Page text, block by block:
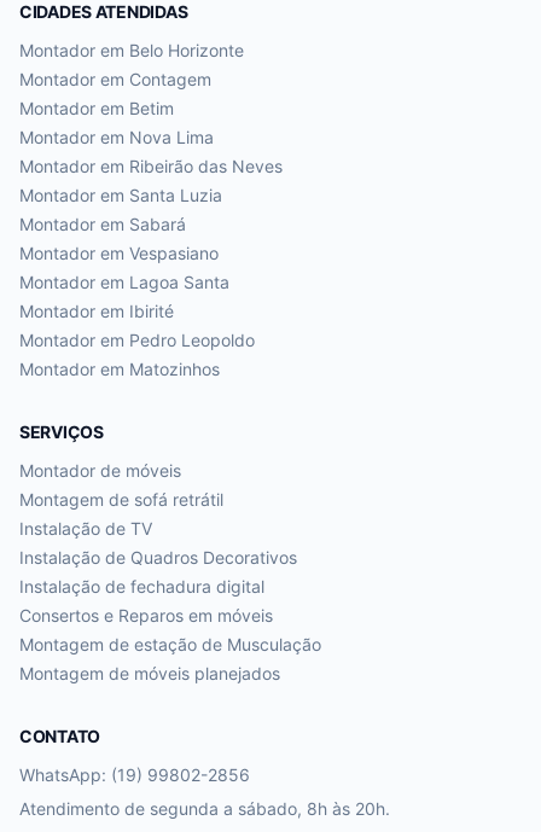
CIDADES ATENDIDAS
Montador em Belo Horizonte
Montador em Contagem
Montador em Betim
Montador em Nova Lima
Montador em Ribeirão das Neves
Montador em Santa Luzia
Montador em Sabará
Montador em Vespasiano
Montador em Lagoa Santa
Montador em Ibirité
Montador em Pedro Leopoldo
Montador em Matozinhos
SERVIÇOS
Montador de móveis
Montagem de sofá retrátil
Instalação de TV
Instalação de Quadros Decorativos
Instalação de fechadura digital
Consertos e Reparos em móveis
Montagem de estação de Musculação
Montagem de móveis planejados
CONTATO
WhatsApp: (19) 99802-2856
Atendimento de segunda a sábado, 8h às 20h.